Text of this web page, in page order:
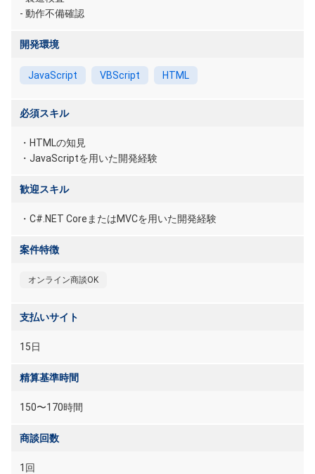
- 動作不備確認
開発環境
JavaScript VBScript HTML
必須スキル
・HTMLの知見
・JavaScriptを用いた開発経験
歓迎スキル
・C#.NET CoreまたはMVCを用いた開発経験
案件特徴
オンライン商談OK
支払いサイト
15日
精算基準時間
150〜170時間
商談回数
1回